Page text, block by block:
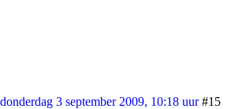
donderdag 3 september 2009, 10:18 uur #15